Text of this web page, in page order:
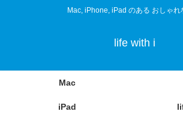
Mac, iPhone, iPad のある おしゃれ
life with i
Mac
iPad